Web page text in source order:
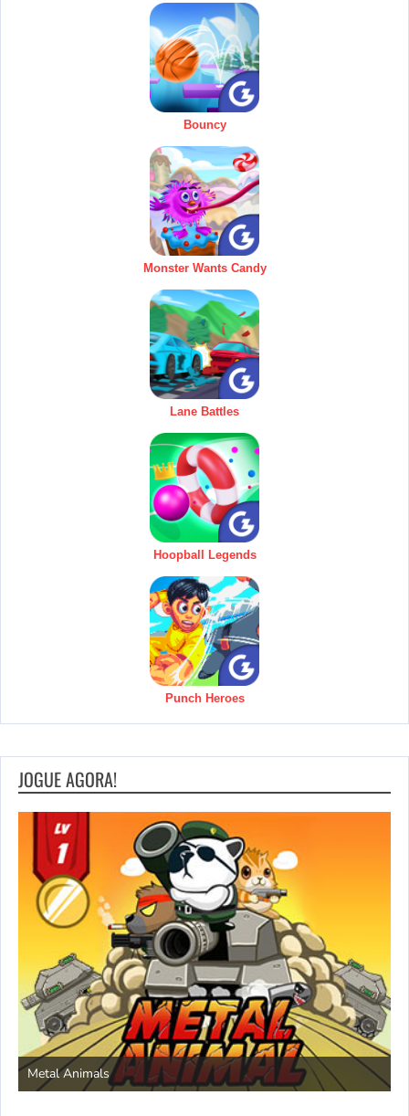
Bouncy
Monster Wants Candy
Lane Battles
Hoopball Legends
Punch Heroes
JOGUE AGORA!
Metal Animals